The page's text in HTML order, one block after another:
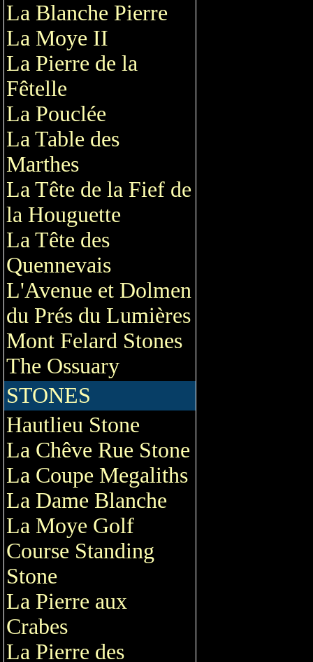
La Blanche Pierre
La Moye II
La Pierre de la
Fêtelle
La Pouclée
La Table des
Marthes
La Tête de la Fief de
la Houguette
La Tête des
Quennevais
L'Avenue et Dolmen
du Prés du Lumières
Mont Felard Stones
The Ossuary
STONES
Hautlieu Stone
La Chêve Rue Stone
La Coupe Megaliths
La Dame Blanche
La Moye Golf
Course Standing
Stone
La Pierre aux
Crabes
La Pierre des